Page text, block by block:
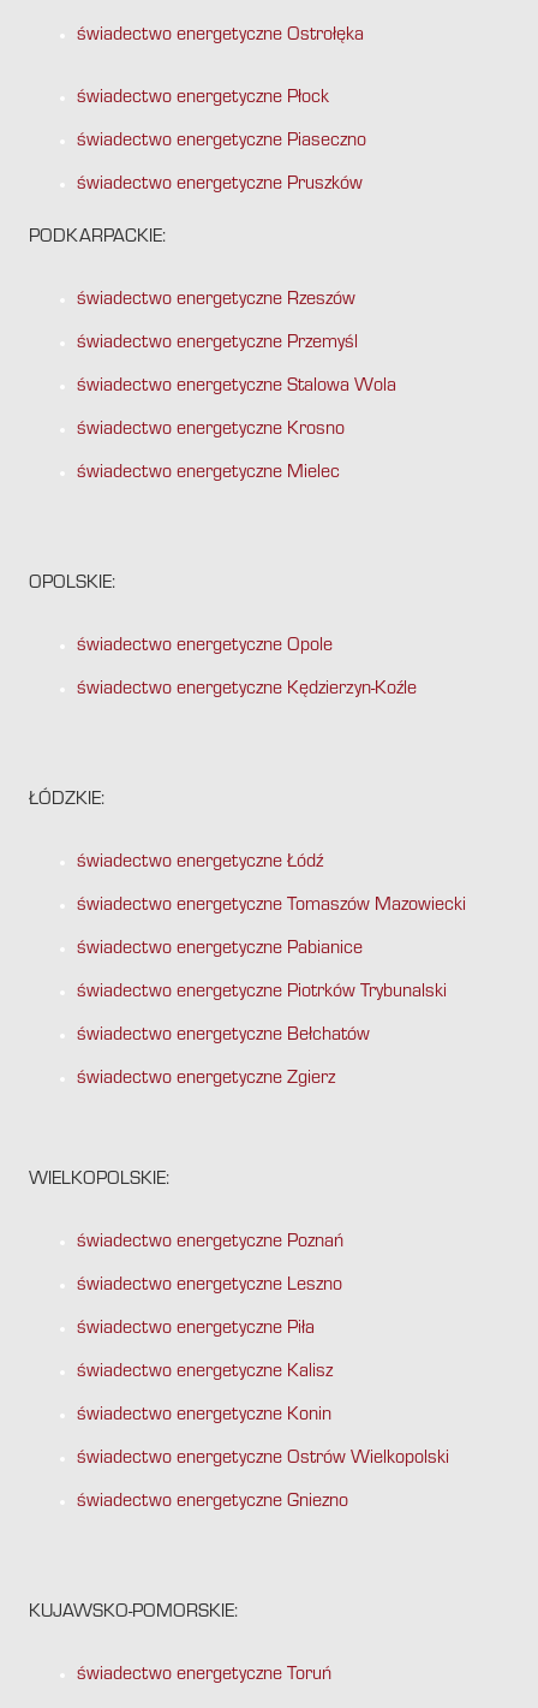
świadectwo energetyczne Ostrołęka
świadectwo energetyczne Płock
świadectwo energetyczne Piaseczno
świadectwo energetyczne Pruszków
PODKARPACKIE:
świadectwo energetyczne Rzeszów
świadectwo energetyczne Przemyśl
świadectwo energetyczne Stalowa Wola
świadectwo energetyczne Krosno
świadectwo energetyczne Mielec
OPOLSKIE:
świadectwo energetyczne Opole
świadectwo energetyczne Kędzierzyn-Koźle
ŁÓDZKIE:
świadectwo energetyczne Łódź
świadectwo energetyczne Tomaszów Mazowiecki
świadectwo energetyczne Pabianice
świadectwo energetyczne Piotrków Trybunalski
świadectwo energetyczne Bełchatów
świadectwo energetyczne Zgierz
WIELKOPOLSKIE:
świadectwo energetyczne Poznań
świadectwo energetyczne Leszno
świadectwo energetyczne Piła
świadectwo energetyczne Kalisz
świadectwo energetyczne Konin
świadectwo energetyczne Ostrów Wielkopolski
świadectwo energetyczne Gniezno
KUJAWSKO-POMORSKIE:
świadectwo energetyczne Toruń